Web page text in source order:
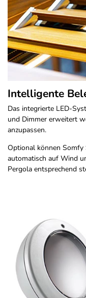
Intelligente
Das integrierte LED-
und Dimmer erweitert
anzupassen.
Optional können Somfy
automatisch auf Wind
Pergola entsprechend